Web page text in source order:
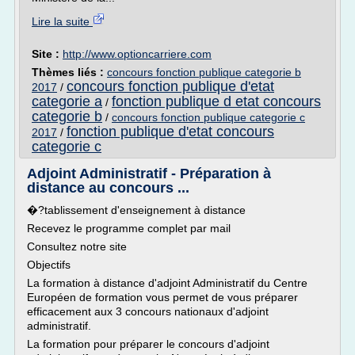
Lire la suite
Site : http://www.optioncarriere.com
Thèmes liés : concours fonction publique categorie b
2017 / concours fonction publique d'etat
categorie a / fonction publique d etat concours
categorie b / concours fonction publique categorie c
2017 / fonction publique d'etat concours
categorie c
Adjoint Administratif - Préparation à
distance au concours ...
�?tablissement d'enseignement à distance
Recevez le programme complet par mail
Consultez notre site
Objectifs
La formation à distance d'adjoint Administratif du Centre
Européen de formation vous permet de vous préparer
efficacement aux 3 concours nationaux d'adjoint
administratif.
La formation pour préparer le concours d'adjoint